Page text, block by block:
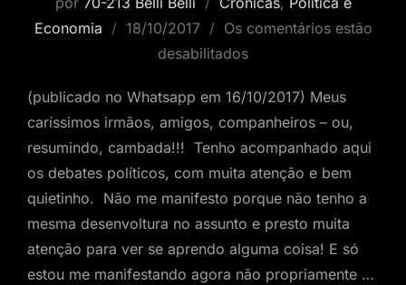
Economia
Postado
18/10/2017
Os comentários estão
desabilitados
(publicado no Whatsapp em 16/10/2017) Meus
caríssimos irmãos, amigos, companheiros – ou,
resumindo, cambada!!! Tenho acompanhado aqui
os debates políticos, com muita atenção e bem
quietinho. Não me manifesto porque não tenho a
mesma desenvoltura no assunto e presto muita
atenção para ver se aprendo alguma coisa! E só
estou me manifestando agora não propriamente …